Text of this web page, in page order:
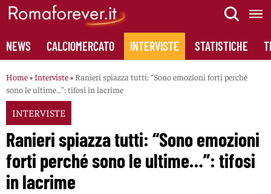
Skip
content
NEWS CALCIOMERCATO INTERVISTE STATISTICHE
Home»Interviste» Ranieri spiazza tutti: “Sono emozioni forti perché
sono le ultime…”: tifosi in lacrime
INTERVISTE
Ranieri spiazza tutti: “Sono emozioni
forti perché sono le ultime…”: tifosi
in lacrime